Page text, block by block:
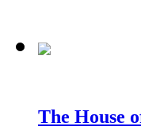
The House